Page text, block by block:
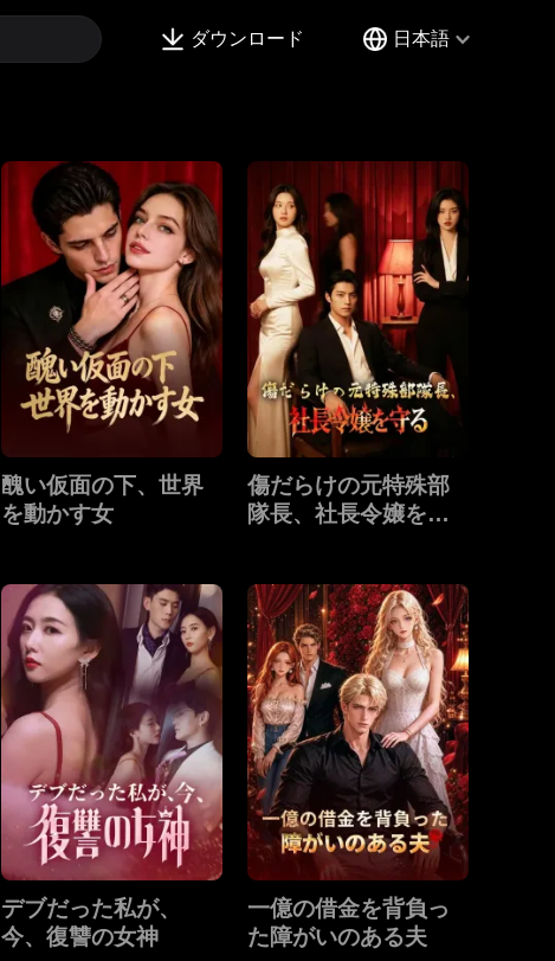
ダウンロード 日本語
醜い仮面の下、世界
を動かす女
傷だらけの元特殊部
隊長、社長令嬢を守
デブだった私が、
今、復讐の女神
一億の借金を背負っ
た障がいのある夫